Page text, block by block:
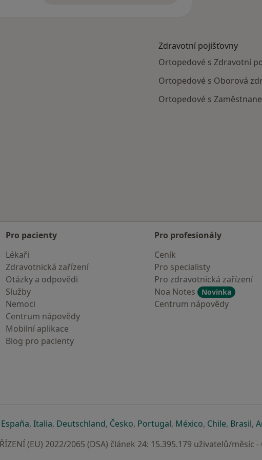
Zdravotní pojišťovny
Ortopedové s Zdravotní
Ortopedové s Oborová
Ortopedové s
Pro pacienty
Lékaři
Zdravotnická zařízení
Otázky a odpovědi
Služby
Nemoci
Centrum nápovědy
Mobilní aplikace
Blog pro pacienty
Pro profesionály
Ceník
Pro specialisty
Pro zdravotnická zařízení
Noa Notes
Novinka
Centrum nápovědy
nové záložce
otevře v nové záložce
Españase otevře v nové záložce
, Italiase otevře v nové záložce
, Deutschlandse otevře v nové záložce
, Českose otevře v nové záložce
, Portugalse otevře v nové
, Méxicose otevře v
, Chilese
, Brasilse
,
(EU) 2022/2065 (DSA) článek 24: 15.395.179 uživatelů/měsíc -